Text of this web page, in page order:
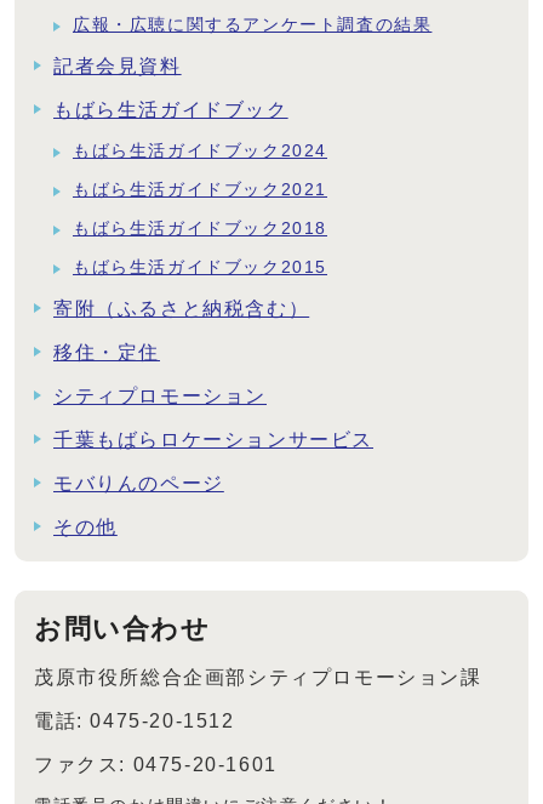
広報・広聴に関するアンケート調査の結果
記者会見資料
もばら生活ガイドブック
もばら生活ガイドブック2024
もばら生活ガイドブック2021
もばら生活ガイドブック2018
もばら生活ガイドブック2015
寄附（ふるさと納税含む）
移住・定住
シティプロモーション
千葉もばらロケーションサービス
モバりんのページ
その他
お問い合わせ
茂原市役所総合企画部シティプロモーション課
電話: 0475-20-1512
ファクス: 0475-20-1601